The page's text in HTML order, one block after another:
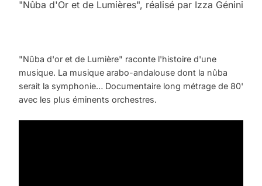
"Nûba d'Or et de Lumières", réalisé par Izza Génini
"Nûba d'or et de Lumière" raconte l'histoire d'une
musique. La musique arabo-andalouse dont la nûba
serait la symphonie… Documentaire long métrage de 80'
avec les plus éminents orchestres.